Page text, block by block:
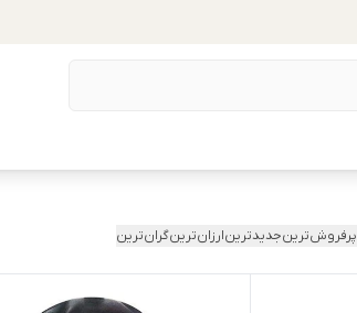
پرفروش‌ترینجدیدترینارزان‌ترینگران‌ترین